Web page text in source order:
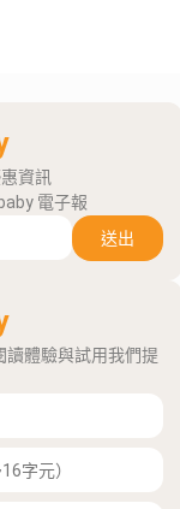
資訊
電子報
送出
讀體驗與試用我們提